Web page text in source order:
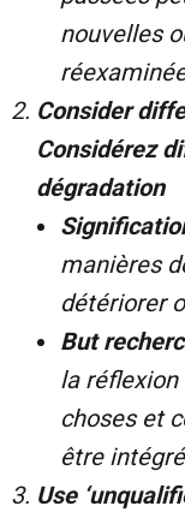
nouvelles
Consider
Considérez
dégradation
manières
détériorer
But
la réflexion
choses et
être
Use